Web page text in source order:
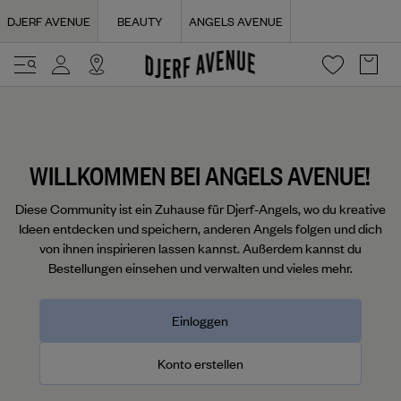
DJERF AVENUE BEAUTY ANGELS AVENUE
WILLKOMMEN BEI ANGELS AVENUE!
Diese Community ist ein Zuhause für Djerf-Angels, wo du kreative
Ideen entdecken und speichern, anderen Angels folgen und dich
von ihnen inspirieren lassen kannst. Außerdem kannst du
Bestellungen einsehen und verwalten und vieles mehr.
Einloggen
Konto erstellen